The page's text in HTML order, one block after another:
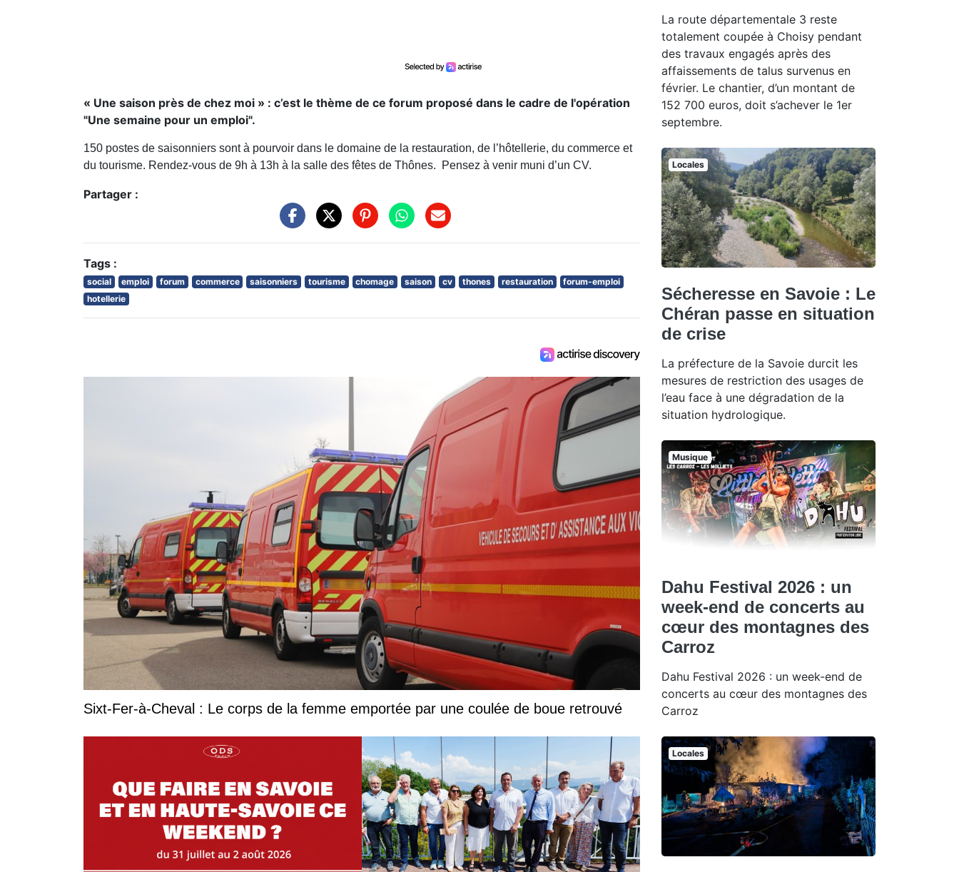
« Une saison près de chez moi » : c’est le thème de ce forum proposé dans le cadre de l'opération
"Une semaine pour un emploi".
150 postes de saisonniers sont à pourvoir dans le domaine de la restauration, de l’hôtellerie, du commerce et
du tourisme. Rendez-vous de 9h à 13h à la salle des fêtes de Thônes. Pensez à venir muni d’un CV.
Partager :
Tags :
social emploi forum commerce saisonniers tourisme chomage saison cv thones restauration
forum-emploi
hotellerie
Sixt-Fer-à-Cheval : Le corps de la femme emportée par une coulée de boue retrouvé
La route départementale 3 reste
totalement coupée à Choisy pendant
des travaux engagés après des
affaissements de talus survenus en
février. Le chantier, d’un montant de
152 700 euros, doit s’achever le 1er
septembre.
Locales
Sécheresse en Savoie : Le
Chéran passe en situation
de crise
La préfecture de la Savoie durcit les
mesures de restriction des usages de
l’eau face à une dégradation de la
situation hydrologique.
Musique
Dahu Festival 2026 : un
week-end de concerts au
cœur des montagnes des
Carroz
Dahu Festival 2026 : un week-end de
concerts au cœur des montagnes des
Carroz
Locales